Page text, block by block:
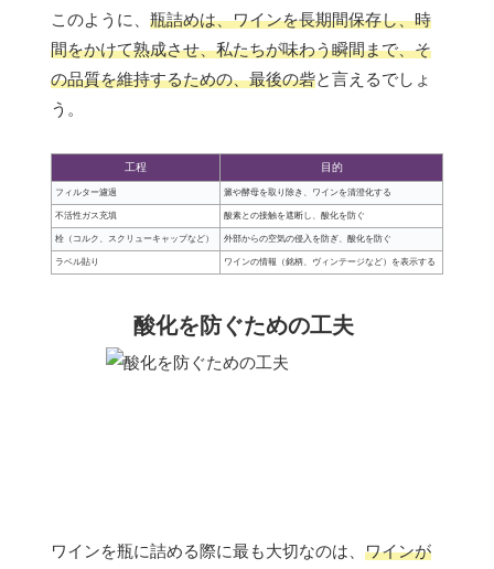
このように、 瓶詰めは、ワインを長期間保存し、時
間をかけて熟成させ、私たちが味わう瞬間まで、そ
の品質を維持するための、最後の砦と言えるでしょ
う。
工程 目的
フィルター濾過 澱や酵母を取り除き、ワインを清澄化する
不活性ガス充填 酸素との接触を遮断し、酸化を防ぐ
栓（コルク、スクリューキャップなど） 外部からの空気の侵入を防ぎ、酸化を防ぐ
ラベル貼り ワインの情報（銘柄、ヴィンテージなど）を表示する
酸化を防ぐための工夫
ワインを瓶に詰める際に最も大切なのは、 ワインが